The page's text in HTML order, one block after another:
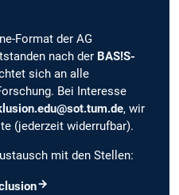
Format der AG
nach der BAS!S-
sich an alle
Bei Interesse
, wir
(jederzeit widerrufbar).
mit den Stellen: